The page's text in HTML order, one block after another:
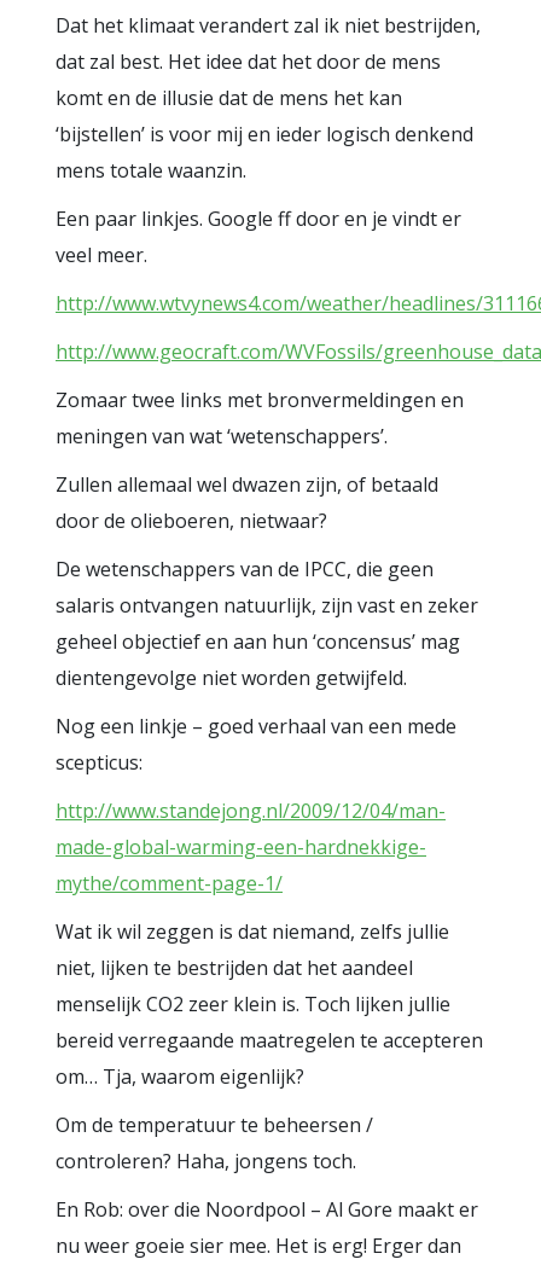
Dat het klimaat verandert zal ik niet bestrijden,
dat zal best. Het idee dat het door de mens
komt en de illusie dat de mens het kan
‘bijstellen’ is voor mij en ieder logisch denkend
mens totale waanzin.
Een paar linkjes. Google ff door en je vindt er
veel meer.
http://www.wtvynews4.com/weather/headlines/
http://www.geocraft.com/WVFossils/
Zomaar twee links met bronvermeldingen en
meningen van wat ‘wetenschappers’.
Zullen allemaal wel dwazen zijn, of betaald
door de olieboeren, nietwaar?
De wetenschappers van de IPCC, die geen
salaris ontvangen natuurlijk, zijn vast en zeker
geheel objectief en aan hun ‘concensus’ mag
dientengevolge niet worden getwijfeld.
Nog een linkje – goed verhaal van een mede
scepticus:
http://www.standejong.nl/2009/12/04/man-
made-global-warming-een-hardnekkige-
mythe/comment-page-1/
Wat ik wil zeggen is dat niemand, zelfs jullie
niet, lijken te bestrijden dat het aandeel
menselijk CO2 zeer klein is. Toch lijken jullie
bereid verregaande maatregelen te accepteren
om… Tja, waarom eigenlijk?
Om de temperatuur te beheersen /
controleren? Haha, jongens toch.
En Rob: over die Noordpool – Al Gore maakt er
nu weer goeie sier mee. Het is erg! Erger dan